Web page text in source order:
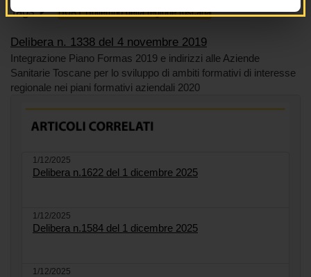
Tags BURT Bollettino della regione toscana
Delibera n. 1338 del 4 novembre 2019
Integrazione Piano Formas 2019 e indirizzi alle Aziende
Sanitarie Toscane per lo sviluppo di ambiti formativi di interesse
regionale nei piani formativi aziendali 2020
1/12/2025
Delibera n.1622 del 1 dicembre 2025
1/12/2025
Delibera n.1584 del 1 dicembre 2025
1/12/2025